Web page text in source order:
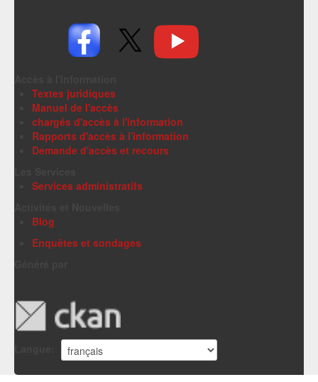
Textes juridiques
Manuel de l'accès
chargés d'accès à l'information
Rapports d'accès à l'information
Demande d'accès et recours
Services administratifs
Blog
Enquêtes et sondages